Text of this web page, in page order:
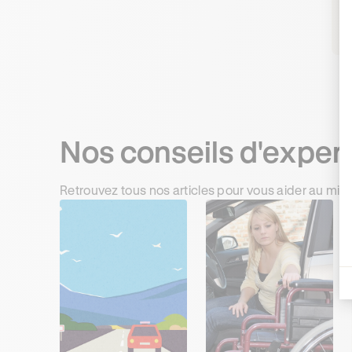
Nos conseils
Retrouvez tous nos articles pour vous aider au